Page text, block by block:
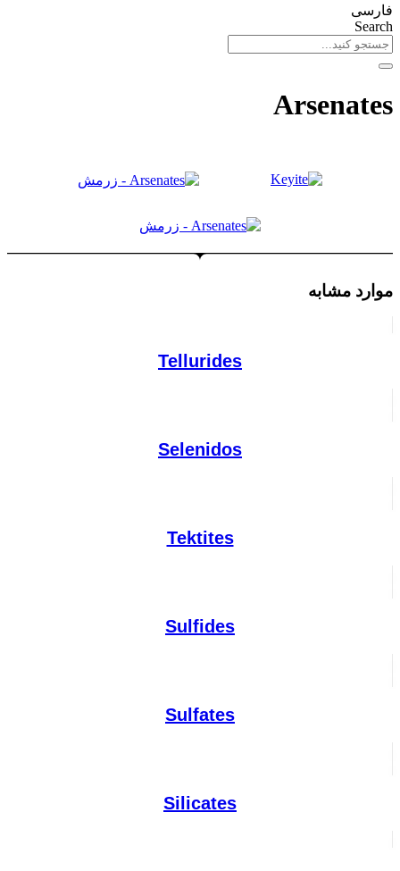
فارسی
Search
Arsenates
موارد مشابه
Tellurides
Selenidos
Tektites
Sulfides
Sulfates
Silicates